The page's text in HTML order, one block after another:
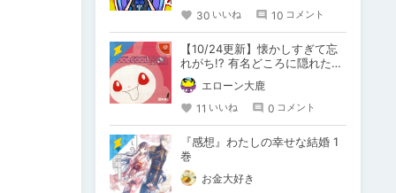
30 いいね 10 コメント
【10/24更新】懐かしすぎて忘
れがち!? 有名どころに隠れた名
作・珍作ダンスゲーム
エローン大鹿
11 いいね 0 コメント
『感想』わたしの幸せな結婚 1
巻
お金大好き